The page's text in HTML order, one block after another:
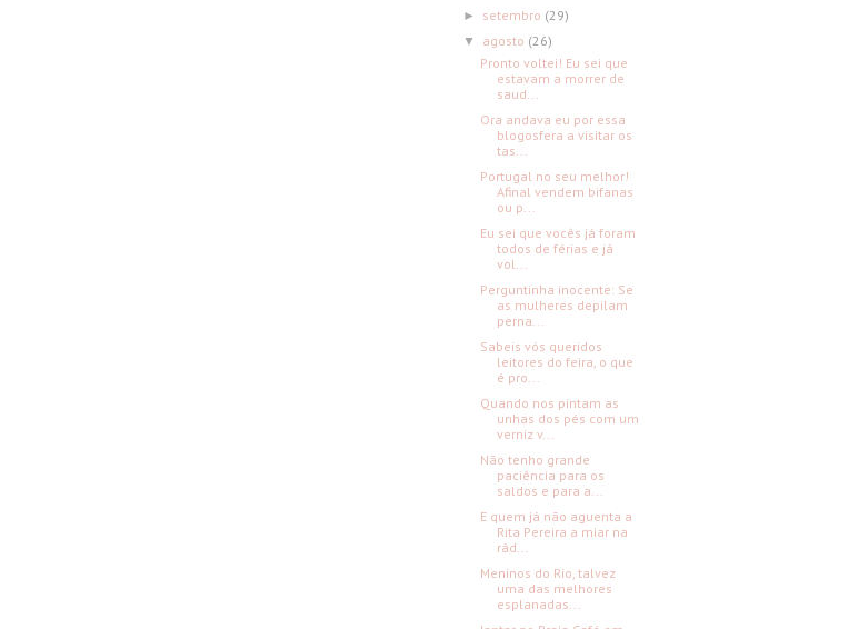
► setembro (29)
▼ agosto (26)
Pronto voltei! Eu sei que
estavam a morrer de
saud...
Ora andava eu por essa
blogosfera a visitar os
tas...
Portugal no seu melhor!
Afinal vendem bifanas
ou p...
Eu sei que vocês já foram
todos de férias e já
vol...
Perguntinha inocente: Se
as mulheres depilam
perna...
Sabeis vós queridos
leitores do feira, o que
é pro...
Quando nos pintam as
unhas dos pés com um
verniz v...
Não tenho grande
paciência para os
saldos e para a...
E quem já não aguenta a
Rita Pereira a miar na
rád...
Meninos do Rio, talvez
uma das melhores
esplanadas...